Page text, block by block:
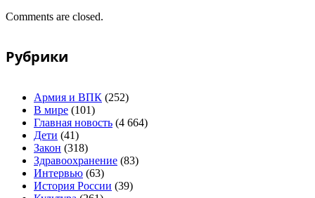
Comments are closed.
Рубрики
Армия и ВПК (252)
В мире (101)
Главная новость (4 664)
Дети (41)
Закон (318)
Здравоохранение (83)
Интервью (63)
История России (39)